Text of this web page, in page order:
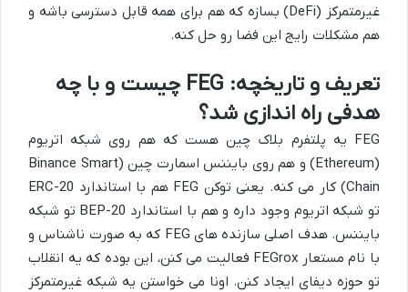
غیرمتمرکز (DeFi) بسازه که هم برای همه قابل دسترسی باشه و
هم مشکلات رایج این فضا رو حل کنه.
تعریف و تاریخچه: FEG چیست و با چه
هدفی راه اندازی شد؟
FEG یه پلتفرم بلاک چین هست که هم روی شبکه اتریوم
(Ethereum) و هم روی بایننس اسمارت چین (Binance Smart
Chain) کار می کنه. یعنی توکن FEG هم با استاندارد ERC-20
تو شبکه اتریوم وجود داره و هم با استاندارد BEP-20 تو شبکه
بایننس. هدف اصلی سازنده های FEG که به صورت ناشناس و
با نام مستعار FEGrox فعالیت می کنن، این بوده که یه انقلاب
تو حوزه دیفای ایجاد کنن. اونا می خواستن یه شبکه غیرمتمرکز